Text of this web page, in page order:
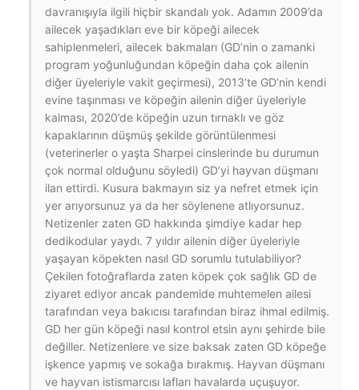
davranışıyla ilgili hiçbir skandalı yok. Adamın 2009’da
ailecek yaşadıkları eve bir köpeği ailecek
sahiplenmeleri, ailecek bakmaları (GD’nin o zamanki
program yoğunluğundan köpeğin daha çok ailenin
diğer üyeleriyle vakit geçirmesi), 2013’te GD’nin kendi
evine taşınması ve köpeğin ailenin diğer üyeleriyle
kalması, 2020’de köpeğin uzun tırnaklı ve göz
kapaklarının düşmüş şekilde görüntülenmesi
(veterinerler o yaşta Sharpei cinslerinde bu durumun
çok normal olduğunu söyledi) GD’yi hayvan düşmanı
ilan ettirdi. Kusura bakmayın siz ya nefret etmek için
yer arıyorsunuz ya da her söylenene atlıyorsunuz.
Netizenler zaten GD hakkında şimdiye kadar hep
dedikodular yaydı. 7 yıldır ailenin diğer üyeleriyle
yaşayan köpekten nasıl GD sorumlu tutulabiliyor?
Çekilen fotoğraflarda zaten köpek çok sağlık GD de
ziyaret ediyor ancak pandemide muhtemelen ailesi
tarafından veya bakıcısı tarafından biraz ihmal edilmiş.
GD her gün köpeği nasıl kontrol etsin aynı şehirde bile
değiller. Netizenlere ve size baksak zaten GD köpeğe
işkence yapmış ve sokağa bırakmış. Hayvan düşmanı
ve hayvan istismarcısı lafları havalarda uçuşuyor.